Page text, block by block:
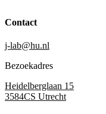
Contact
j-lab@hu.nl
Bezoekadres
Heidelberglaan 15
3584CS Utrecht